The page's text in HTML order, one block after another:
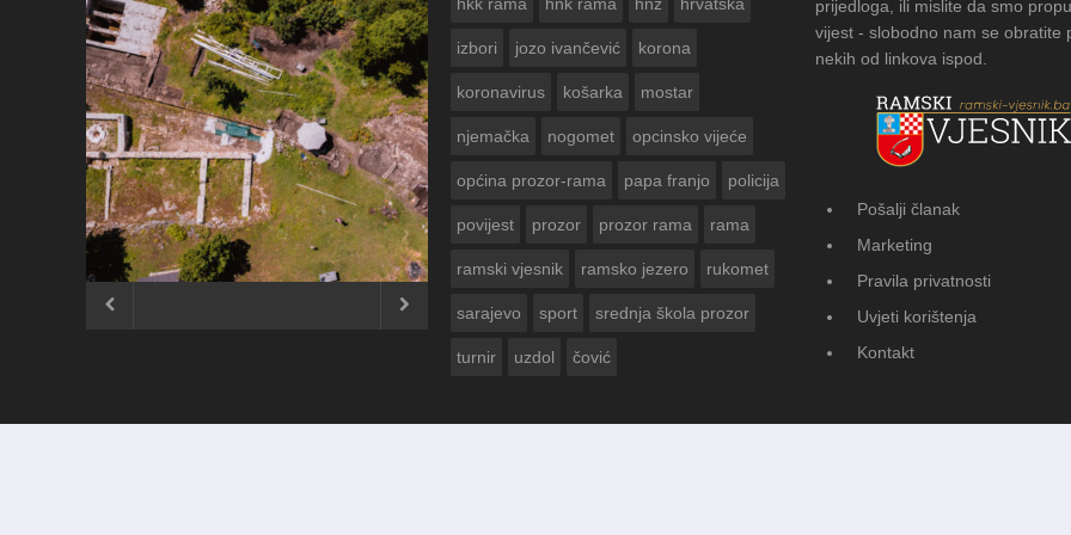
ČESTITKA RAMSKOG VJESNIKA ZA
 
izbori jozo ivančević korona
koronavirus košarka mostar
njemačka nogomet opcinsko vijeće
općina prozor-rama papa franjo policija
povijest prozor prozor rama rama
ramski vjesnik ramsko jezero rukomet
sarajevo sport srednja škola prozor
turnir uzdol čović
prijedloga, ili mislite da smo
vijest - slobodno nam se obratite
nekih od linkova ispod.
Pošalji članak
Marketing
Pravila privatnosti
Uvjeti korištenja
Kontakt